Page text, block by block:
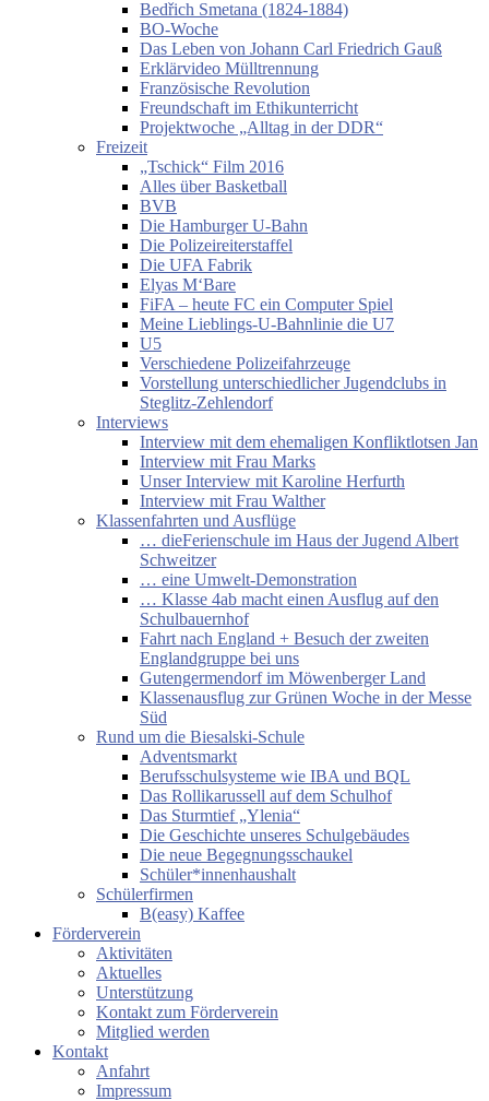
Bedřich Smetana (1824-1884)
BO-Woche
Das Leben von Johann Carl Friedrich Gauß
Erklärvideo Mülltrennung
Französische Revolution
Freundschaft im Ethikunterricht
Projektwoche „Alltag in der DDR“
Freizeit
„Tschick“ Film 2016
Alles über Basketball
BVB
Die Hamburger U-Bahn
Die Polizeireiterstaffel
Die UFA Fabrik
Elyas M‘Bare
FiFA – heute FC ein Computer Spiel
Meine Lieblings-U-Bahnlinie die U7
U5
Verschiedene Polizeifahrzeuge
Vorstellung unterschiedlicher Jugendclubs in
Steglitz-Zehlendorf
Interviews
Interview mit dem ehemaligen Konfliktlotsen Jan
Interview mit Frau Marks
Unser Interview mit Karoline Herfurth
Interview mit Frau Walther
Klassenfahrten und Ausflüge
… dieFerienschule im Haus der Jugend Albert
Schweitzer
… eine Umwelt-Demonstration
… Klasse 4ab macht einen Ausflug auf den
Schulbauernhof
Fahrt nach England + Besuch der zweiten
Englandgruppe bei uns
Gutengermendorf im Möwenberger Land
Klassenausflug zur Grünen Woche in der Messe
Süd
Rund um die Biesalski-Schule
Adventsmarkt
Berufsschulsysteme wie IBA und BQL
Das Rollikarussell auf dem Schulhof
Das Sturmtief „Ylenia“
Die Geschichte unseres Schulgebäudes
Die neue Begegnungsschaukel
Schüler*innenhaushalt
Schülerfirmen
B(easy) Kaffee
Förderverein
Aktivitäten
Aktuelles
Unterstützung
Kontakt zum Förderverein
Mitglied werden
Kontakt
Anfahrt
Impressum